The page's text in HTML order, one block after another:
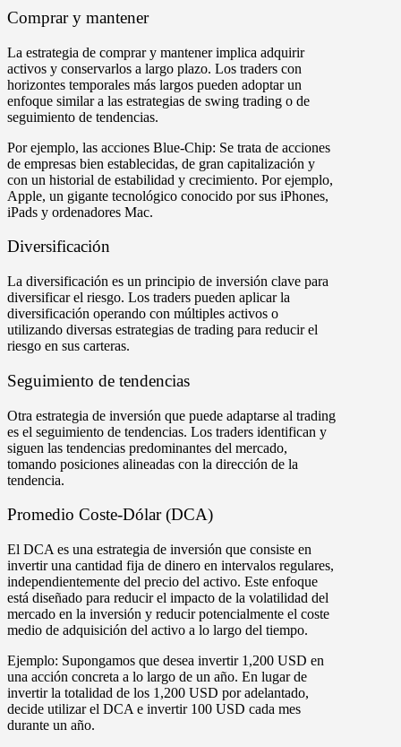
Comprar y mantener
La estrategia de comprar y mantener implica adquirir
activos y conservarlos a largo plazo. Los traders con
horizontes temporales más largos pueden adoptar un
enfoque similar a las estrategias de swing trading o de
seguimiento de tendencias.
Por ejemplo, las acciones Blue-Chip: Se trata de acciones
de empresas bien establecidas, de gran capitalización y
con un historial de estabilidad y crecimiento. Por ejemplo,
Apple, un gigante tecnológico conocido por sus iPhones,
iPads y ordenadores Mac.
Diversificación
La diversificación es un principio de inversión clave para
diversificar el riesgo. Los traders pueden aplicar la
diversificación operando con múltiples activos o
utilizando diversas estrategias de trading para reducir el
riesgo en sus carteras.
Seguimiento de tendencias
Otra estrategia de inversión que puede adaptarse al trading
es el seguimiento de tendencias. Los traders identifican y
siguen las tendencias predominantes del mercado,
tomando posiciones alineadas con la dirección de la
tendencia.
Promedio Coste-Dólar (DCA)
El DCA es una estrategia de inversión que consiste en
invertir una cantidad fija de dinero en intervalos regulares,
independientemente del precio del activo. Este enfoque
está diseñado para reducir el impacto de la volatilidad del
mercado en la inversión y reducir potencialmente el coste
medio de adquisición del activo a lo largo del tiempo.
Ejemplo: Supongamos que desea invertir 1,200 USD en
una acción concreta a lo largo de un año. En lugar de
invertir la totalidad de los 1,200 USD por adelantado,
decide utilizar el DCA e invertir 100 USD cada mes
durante un año.